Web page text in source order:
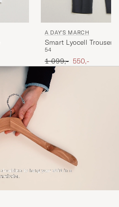
A DAY'S MARCH
Smart Lyocell Trousers
54
Ordinary pris
1 099,- Nedsat pris
550,-